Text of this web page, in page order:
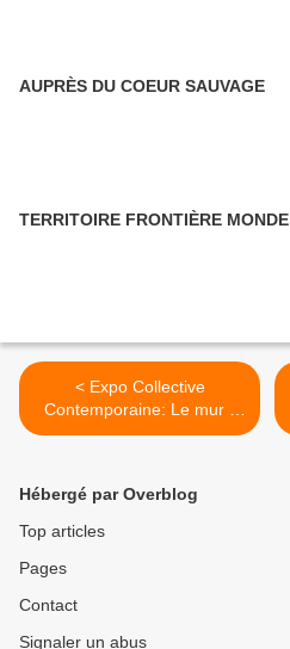
AUPRÈS DU COEUR SAUVAGE
TERRITOIRE FRONTIÈRE MONDE
< Expo Collective
Contemporaine: Le mur -
La collection Antoine de
Hébergé par Overblog
Top articles
Pages
Contact
Signaler un abus